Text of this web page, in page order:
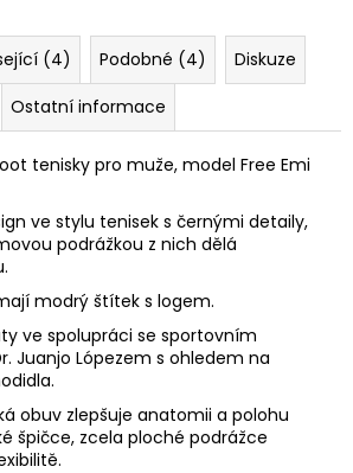
(4) Podobné (4)
Diskuze
Ostatní informace
tenisky pro muže, model Free Emi
ve stylu tenisek s černými detaily,
podrážkou z nich dělá
modrý štítek s logem.
ve spolupráci se sportovním
Juanjo Lópezem s ohledem na
obuv zlepšuje anatomii a polohu
špičce, zcela ploché podrážce